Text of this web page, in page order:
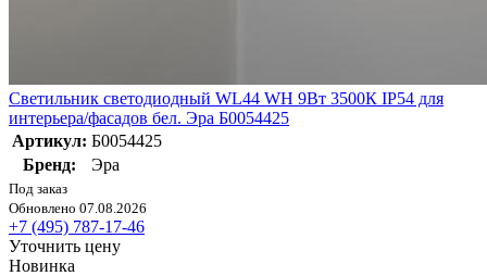
Светильник светодиодный WL44 WH 9Вт 3500К IP54 для
интерьера/фасадов бел. Эра Б0054425
Артикул: Б0054425
Бренд:
Эра
Под заказ
Обновлено 07.08.2026
+7 (495) 787-17-46
Уточнить цену
Новинка